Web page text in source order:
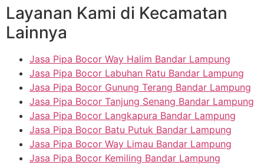
Layanan Kami di Kecamatan
Lainnya
Jasa Pipa Bocor Way Halim Bandar Lampung
Jasa Pipa Bocor Labuhan Ratu Bandar Lampung
Jasa Pipa Bocor Gunung Terang Bandar Lampung
Jasa Pipa Bocor Tanjung Senang Bandar Lampung
Jasa Pipa Bocor Langkapura Bandar Lampung
Jasa Pipa Bocor Batu Putuk Bandar Lampung
Jasa Pipa Bocor Way Limau Bandar Lampung
Jasa Pipa Bocor Kemiling Bandar Lampung